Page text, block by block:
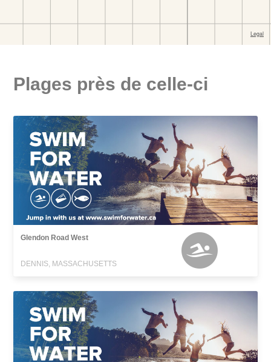
Plages près de celle-ci
Glendon Road West
DENNIS, MASSACHUSETTS